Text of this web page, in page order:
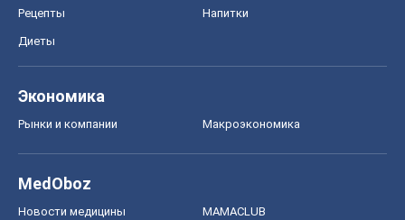
Рецепты Напитки
Диеты
Экономика
Рынки и компании Mакроэкономика
MedOboz
Новости медицины MAMACLUB